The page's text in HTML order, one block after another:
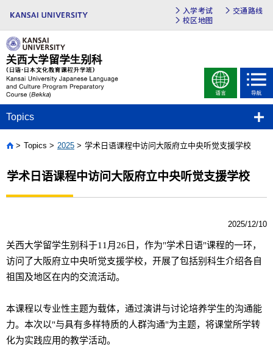
入学考试
交通路线
校区地图
Topics
Home
Topics 2025 学术日语课程中访问大阪府立中央听觉支援学校
学术日语课程中访问大阪府立中央听觉支援学校
2025/12/10
关西大学留学生别科于11月26 日，作为"学术日语"课程的一环，
访问 了大阪府立中央听觉支援学校，开展了包括别科生介绍各自
祖国及地区在内的交流活动。
本课程以专业性主题为载体，通过演讲与讨论培养学生的沟通能
力。本次以"与具有多样特质的人群沟通"为主题，将课堂所学转
化为实践应用的教学活动。